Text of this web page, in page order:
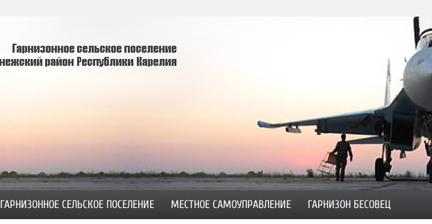
ГАРНИЗОННОЕ СЕЛЬСКОЕ ПОСЕЛЕНИЕ МЕСТНОЕ САМОУПРАВЛЕНИЕ ГАРНИЗОН БЕСОВЕЦ